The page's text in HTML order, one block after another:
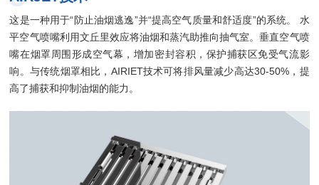
这是一种用于“防止油烟逃逸”并“提高空气质量和舒适度”的系统。 水
平空气喷嘴利用文丘里效应将油烟和蒸汽助推向抽气室。垂直空气喷
嘴在烟罩周围形成空气幕，增加密封容积，保护捕获区免受气流影
响。与传统烟罩相比，AIRIET技术可将排风量减少高达30-50%，提
高了捕获和抑制油烟的能力。